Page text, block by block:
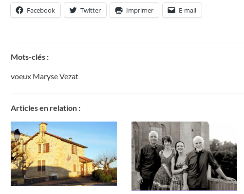
Facebook Twitter Imprimer E-mail
Mots-clés :
voeux Maryse Vezat
Articles en relation :